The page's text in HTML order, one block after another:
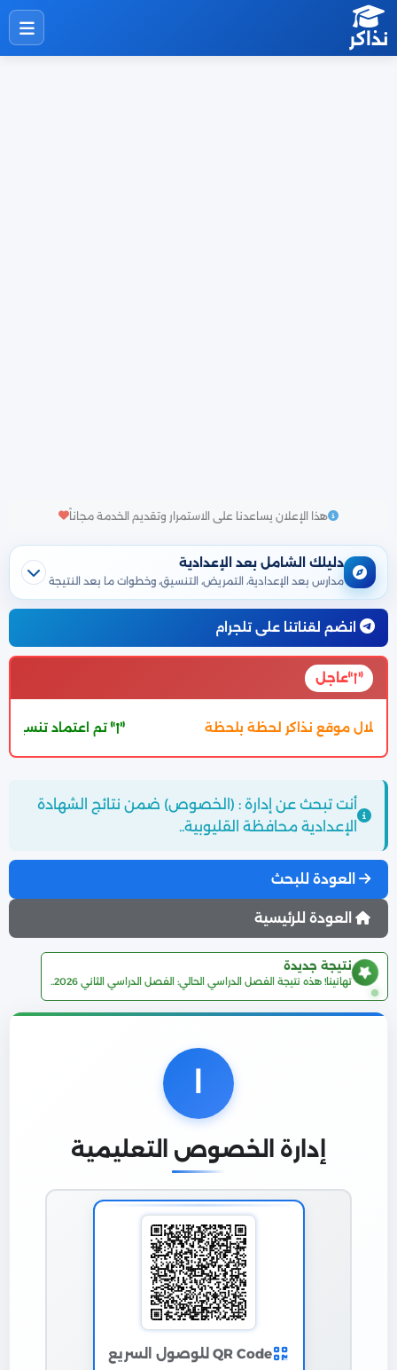
نذاكر
هذا الإعلان يساعدنا على الاستمرار وتقديم الخدمة مجاناً
دليلك الشامل بعد الإعدادية
مدارس بعد الإعدادية، التمريض، التنسيق، وخطوات ما بعد النتيجة
انضم لقناتنا على تلجرام
عاجل
الالتحاق بالثانوية العامة 2027 والتفاصيل بالمقال بالاسفل
أنت تبحث عن إدارة : (الخصوص) ضمن نتائج الشهادة
الإعدادية محافظة القليوبية..
العودة للبحث
العودة للرئيسية
نتيجة جديدة
تهانينا! هذه نتيجة الفصل الدراسي الحالي: الفصل الدراسي الثاني 2026..
إدارة الخصوص التعليمية
QR Code للوصول السريع